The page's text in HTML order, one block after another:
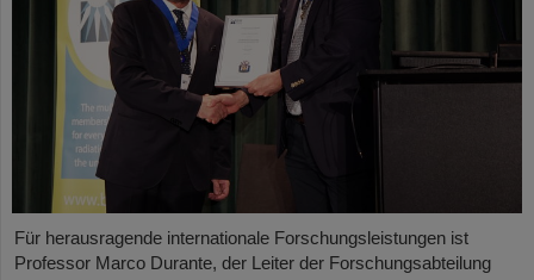
Für herausragende internationale Forschungsleistungen ist
Professor Marco Durante, der Leiter der Forschungsabteilung